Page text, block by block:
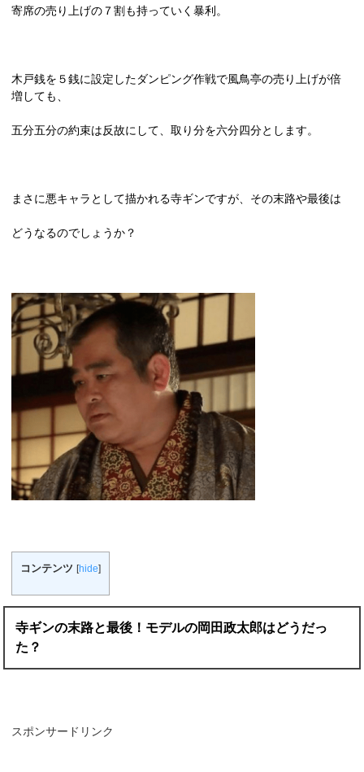
寄席の売り上げの７割も持っていく暴利。
木戸銭を５銭に設定したダンピング作戦で風鳥亭の売り上げが倍
増しても、
五分五分の約束は反故にして、取り分を六分四分とします。
まさに悪キャラとして描かれる寺ギンですが、その末路や最後は
どうなるのでしょうか？
コンテンツ [hide]
寺ギンの末路と最後！モデルの岡田政太郎はどうだっ
た？
スポンサードリンク